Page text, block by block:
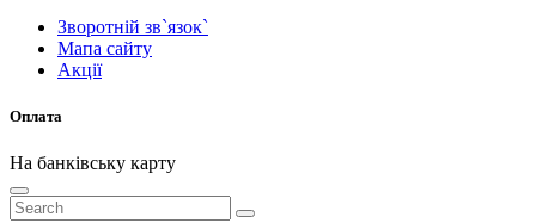
Зворотній зв`язок`
Мапа сайту
Акції
Оплата
На банківську карту